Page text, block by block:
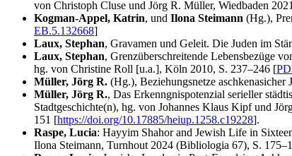
von Christoph Cluse und Jörg R. Müller, Wiedbaden
Kogman-Appel, Katrin, und Ilona Steimann (Hg.),
EB.5.132668]
Laux, Stephan, Gravamen und Geleit. Die Juden im
Laux, Stephan, Grenzüberschreitende Lebensbezüge
hg. von Christine Roll [u.a.], Köln 2010, S. 237–246 [
Müller, Jörg R. (Hg.), Beziehungsnetze
Müller, Jörg R., Das Erkenngnispotenzial serieller
Stadtgeschichte(n), hg. von Johannes Klaus Kipf und
151 [https://doi.org/10.17885/heiup.1258.c19228].
Raspe, Lucia: Hayyim Shahor and Jewish Life in
Ilona Steimann, Turnhout 2024 (Bibliologia 67), S.